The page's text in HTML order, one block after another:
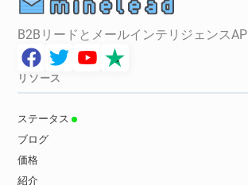
B2BリードとメールインテリジェンスAPI
リソース
ステータス
ブログ
価格
紹介